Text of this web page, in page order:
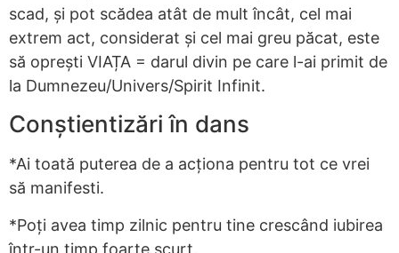
scad, și pot scădea atât de mult încât, cel mai
extrem act, considerat și cel mai greu păcat, este
să oprești VIAȚA = darul divin pe care l-ai primit de
la Dumnezeu/Univers/Spirit Infinit.
Conștientizări în dans
*Ai toată puterea de a acționa pentru tot ce vrei
să manifesti.
*Poți avea timp zilnic pentru tine crescând iubirea
într-un timp foarte scurt.